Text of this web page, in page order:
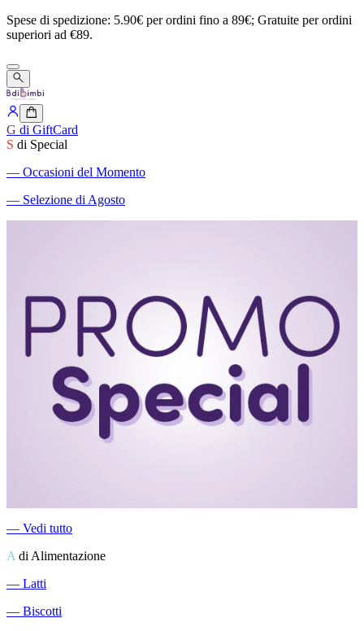
Spese di spedizione: 5.90€ perordini fino a 89€; Gratuite perordini
superiori ad €89.
G di GiftCard
S di Special
― Occasioni del Momento
― Selezione di Agosto
― Vedi tutto
A di Alimentazione
― Latti
― Biscotti